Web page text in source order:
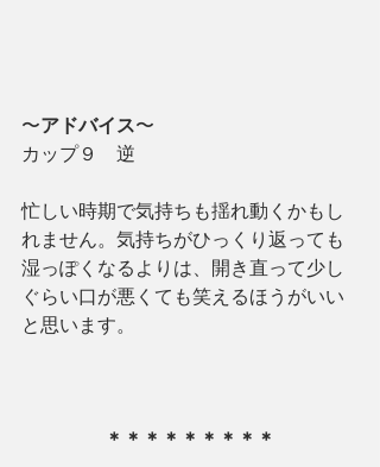
〜アドバイス〜
カップ９　逆
忙しい時期で気持ちも揺れ動くかもし
れません。気持ちがひっくり返っても
湿っぽくなるよりは、開き直って少し
ぐらい口が悪くても笑えるほうがいい
と思います。
＊＊＊＊＊＊＊＊＊